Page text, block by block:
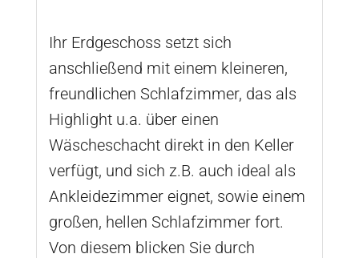
Ihr Erdgeschoss setzt sich
anschließend mit einem kleineren,
freundlichen Schlafzimmer, das als
Highlight u.a. über einen
Wäscheschacht direkt in den Keller
verfügt, und sich z.B. auch ideal als
Ankleidezimmer eignet, sowie einem
großen, hellen Schlafzimmer fort.
Von diesem blicken Sie durch